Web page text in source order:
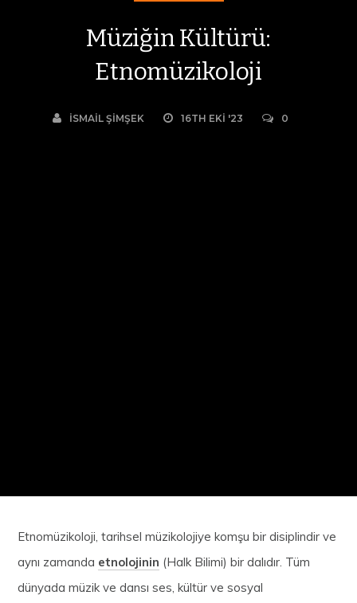
Müziğin Kültürü:
Etnomüzikoloji
İSMAIL ŞIMŞEK 16TH EKI '23 0
Etnomüzikoloji, tarihsel müzikolojiye komşu bir disiplindir ve
aynı zamanda etnolojinin (Halk Bilimi) bir dalıdır. Tüm
dünyada müzik ve dansı ses, kültür ve sosyal